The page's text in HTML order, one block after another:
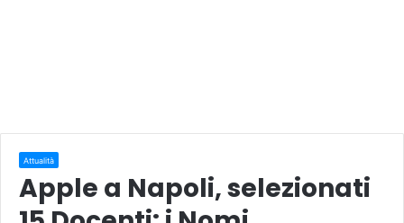
Attualità
Apple a Napoli, selezionati